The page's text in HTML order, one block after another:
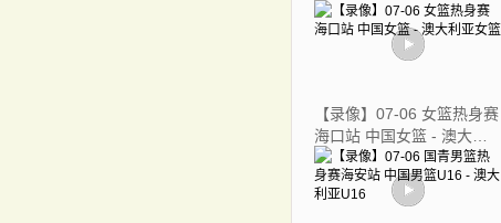
【录像】07-06 女篮热身赛
海口站 中国女篮 - 澳大利
亚女篮